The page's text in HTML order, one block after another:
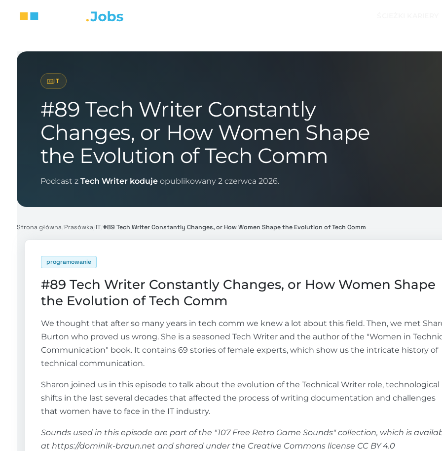
IT
#89 Tech Writer Constantly
Changes, or How Women Shape
the Evolution of Tech Comm
Podcast z Tech Writer kodujeopublikowany 2 czerwca 2026.
Strona główna/ Prasówka/ IT/ #89 Tech Writer Constantly Changes, or How Women Shape the Evolution of Tech Comm
programowanie
#89 Tech Writer Constantly Changes, or How Women Shape
the Evolution of Tech Comm
We thought that after so many years in tech comm we knew a lot about this field. Then, we met
Burton who proved us wrong. She is a seasoned Tech Writer and the author of the "Women in
Communication" book. It contains 69 stories of female experts, which show us the intricate history of
technical communication.
Sharon joined us in this episode to talk about the evolution of the Technical Writer role, technological
shifts in the last several decades that affected the process of writing documentation and challenges
that women have to face in the IT industry.
Sounds used in this episode are part of the "107 Free Retro Game Sounds" collection, which is
at https://dominik-braun.net and shared under the Creative Commons license CC BY 4.0